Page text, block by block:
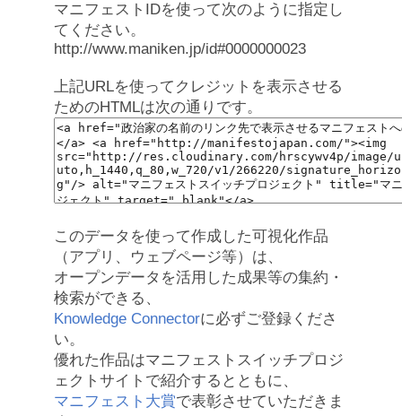
マニフェストIDを使って次のように指定し
てください。
http://www.maniken.jp/id#0000000023
上記URLを使ってクレジットを表示させる
ためのHTMLは次の通りです。
このデータを使って作成した可視化作品
（アプリ、ウェブページ等）は、
オープンデータを活用した成果等の集約・
検索ができる、
Knowledge Connectorに必ずご登録くださ
い。
優れた作品はマニフェストスイッチプロジ
ェクトサイトで紹介するとともに、
マニフェスト大賞で表彰させていただきま